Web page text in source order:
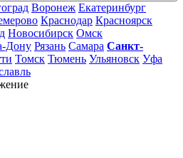
Воронеж Екатеринбург
Краснодар Красноярск
Новосибирск Омск
Дону Рязань Самара Санкт-
Томск Тюмень Ульяновск Уфа